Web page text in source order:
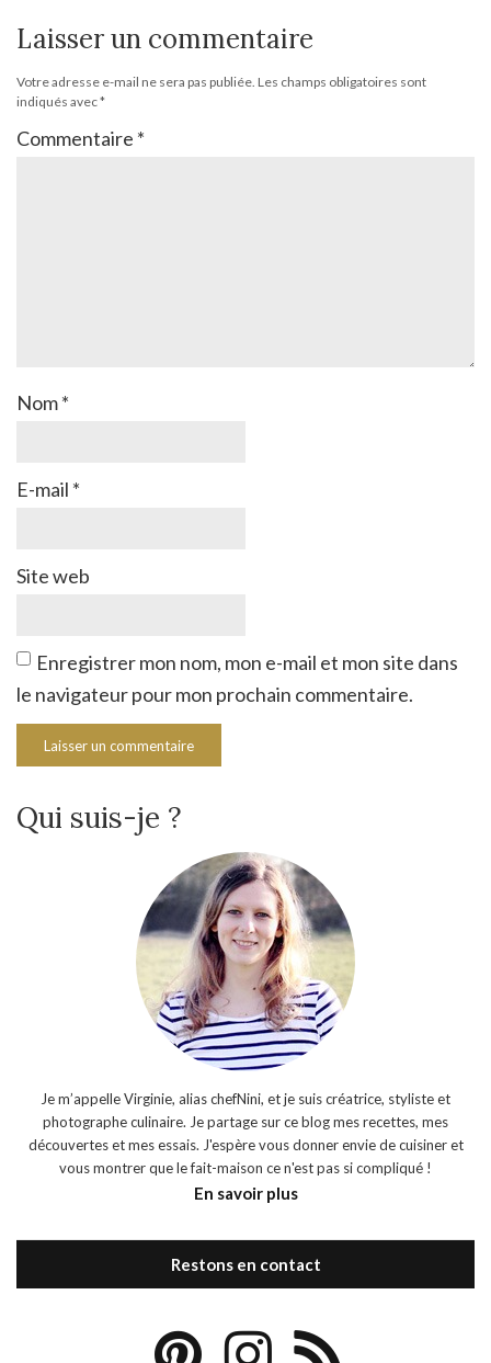
Laisser un commentaire
Votre adresse e-mail ne sera pas publiée. Les champs obligatoires sont
indiqués avec*
Commentaire *
Nom*
E-mail *
Site web
Enregistrer mon nom, mon e-mail et mon site dans
le navigateur pour mon prochain commentaire.
Qui suis-je ?
Je m’appelle Virginie, alias chefNini, et je suis créatrice, styliste et
photographe culinaire. Je partage sur ce blog mes recettes, mes
découvertes et mes essais. J'espère vous donner envie de cuisiner et
vous montrer que le fait-maison ce n'est pas si compliqué !
En savoir plus
Restons en contact